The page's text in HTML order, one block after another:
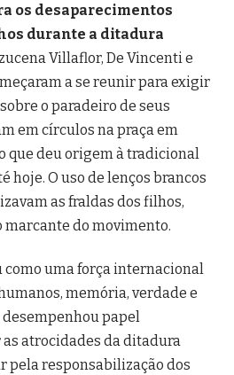
os desaparecimentos
durante a ditadura
Villaflor, De Vincenti e
a se reunir para exigir
o paradeiro de seus
em círculos na praça em
que deu origem à tradicional
hoje. O uso de lenços brancos
as fraldas dos filhos,
do movimento.
como uma força internacional
memória, verdade e
papel
atrocidades da ditadura
pela responsabilização dos